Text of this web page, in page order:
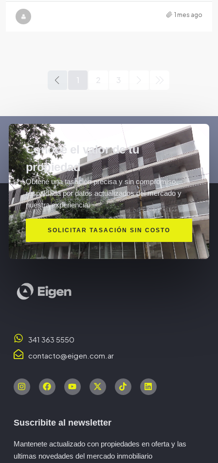
1 mes ago
1 2 3
Conocé el valor de tu
propiedad
Obtené una tasación precisa y sin compromiso,
respaldada por datos actualizados del mercado y
nuestra experiencia.
SOLICITAR TASACIÓN SIN COSTO
341 363 5550
contacto@eigen.com.ar
Suscribite al newsletter
Mantenete actualizado con propiedades en oferta y las
ultimas novedades del mercado inmobiliario